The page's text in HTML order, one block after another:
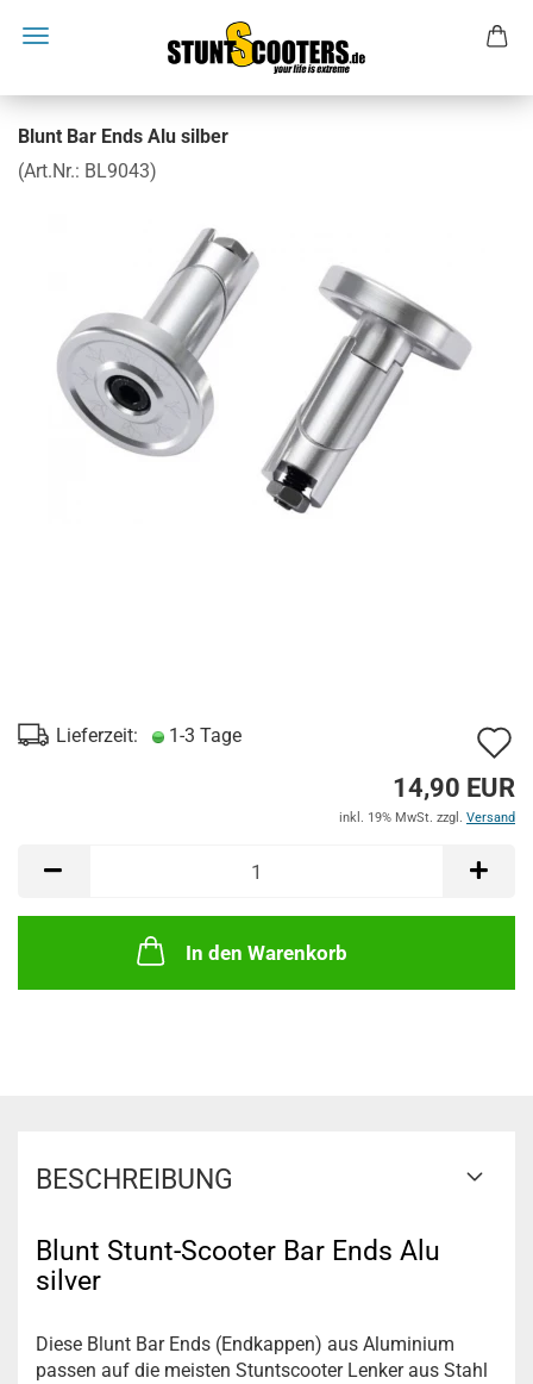
Blunt Bar Ends Alu silber
(Art.Nr.: BL9043)
Lieferzeit: 1-3 Tage
14,90 EUR
inkl. 19% MwSt. zzgl. Versand
In den Warenkorb
BESCHREIBUNG
Blunt Stunt-Scooter Bar Ends Alu
silver
Diese Blunt Bar Ends (Endkappen) aus Aluminium
passen auf die meisten Stuntscooter Lenker aus Stahl